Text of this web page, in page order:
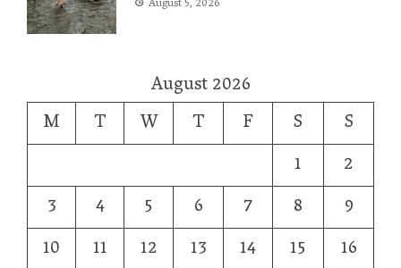
August 5, 2026
August 2026
M
T W T F S
S
1
2
3
4 5 6 7 8
9
10
11 12 13 14 15
16